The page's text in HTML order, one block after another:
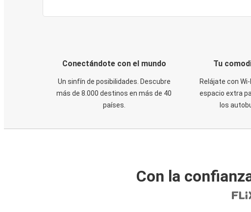
Conectándote con el mundo
Un sinfín de posibilidades. Descubre
más de 8.000 destinos en más de 40
países.
Tu
Relájate con
espacio extra
los
Con la